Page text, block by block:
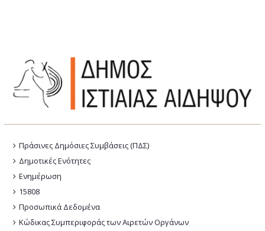
Πράσινες Δημόσιες Συμβάσεις (ΠΔΣ)
Δημοτικές Ενότητες
Ενημέρωση
15808
Προσωπικά Δεδομένα
Κώδικας Συμπεριφοράς των Αιρετών Οργάνων